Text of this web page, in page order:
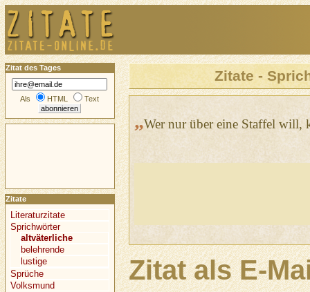
Zitate -
„Wer nur über eine Staffel will,
Zitat als E-
Zitat des Tages
Als HTML Text
Zitate
Literaturzitate
Sprichwörter
altväterliche
belehrende
lustige
Sprüche
Volksmund